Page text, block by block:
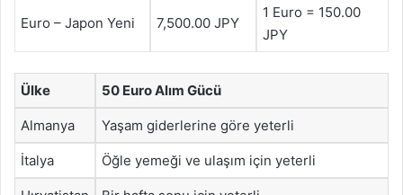
Euro – Japon Yeni 7,500.00 JPY
1 Euro = 150.00
JPY
Ülke 50 Euro Alım Gücü
Almanya Yaşam giderlerine göre yeterli
İtalya Öğle yemeği ve ulaşım için yeterli